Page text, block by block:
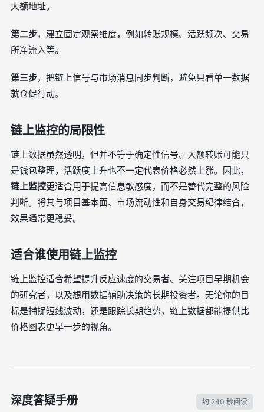
大额地址。
第二步，建立固定观察维度，例如转账规模、活跃频次、交易
所净流入等。
第三步，把链上信号与市场消息同步判断，避免只看单一数据
就仓促行动。
链上监控的局限性
链上数据虽然透明，但并不等于确定性信号。大额转账可能只
是钱包整理，活跃度上升也不一定代表价格必然上涨。因此，
链上监控更适合用于提高信息敏感度，而不是替代完整的风险
判断。将其与项目基本面、市场流动性和自身交易纪律结合，
效果通常更稳妥。
适合谁使用链上监控
链上监控适合希望提升反应速度的交易者、关注项目早期机会
的研究者，以及想用数据辅助决策的长期投资者。无论你的目
标是捕捉短线波动，还是跟踪长期趋势，链上数据都能提供比
价格图表更早一步的视角。
深度答疑手册 约 240 秒阅读